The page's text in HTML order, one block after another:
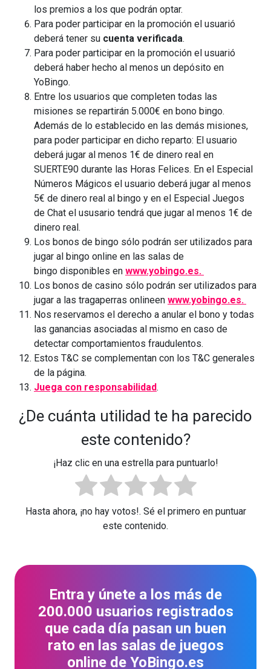
los premios a los que podrán optar.
Para poder participar en la promoción el usuarió
deberá tener su cuenta verificada.
Para poder participar en la promoción el usuarió
deberá haber hecho al menos un depósito en
YoBingo.
Entre los usuarios que completen todas las
misiones se repartirán 5.000€ en bono bingo.
Además de lo establecido en las demás misiones,
para poder participar en dicho reparto: El usuario
deberá jugar al menos 1€ de dinero real en
SUERTE90 durante las Horas Felices. En el Especial
Números Mágicos el usuario deberá jugar al menos
5€ de dinero real al bingo y en el Especial Juegos
de Chat el ususario tendrá que jugar al menos 1€ de
dinero real.
Los bonos de bingo sólo podrán ser utilizados para
jugar al bingo online en las salas de
bingo disponibles en www.yobingo.es.
Los bonos de casino sólo podrán ser utilizados para
jugar a las tragaperras onlineen www.yobingo.es.
Nos reservamos el derecho a anular el bono y todas
las ganancias asociadas al mismo en caso de
detectar comportamientos fraudulentos.
Estos T&C se complementan con los T&C generales
de la página.
Juega con responsabilidad.
¿De cuánta utilidad te ha parecido
este contenido?
¡Haz clic en una estrella para puntuarlo!
Hasta ahora, ¡no hay votos!. Sé el primero en puntuar
este contenido.
Entra y únete a los más de
200.000 usuarios registrados
que cada día pasan un buen
rato en las salas de juegos
online de YoBingo.es